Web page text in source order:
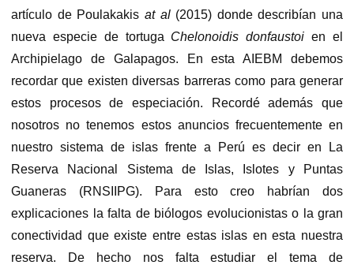
artículo de Poulakakis at al(2015) donde describían una
nueva especie de tortuga Chelonoidis donfaustoien el
Archipielago de Galapagos. En esta AIEBM debemos
recordar que existen diversas barreras como para generar
estos procesos de especiación. Recordé además que
nosotros no tenemos estos anuncios frecuentemente en
nuestro sistema de islas frente a Perú es decir en La
Reserva Nacional Sistema de Islas, Islotes y Puntas
Guaneras (RNSIIPG). Para esto creo habrían dos
explicaciones la falta de biólogos evolucionistas o la gran
conectividad que existe entre estas islas en esta nuestra
reserva. De hecho nos falta estudiar el tema de